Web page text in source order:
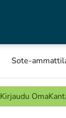
Sote-
Kirjaudu